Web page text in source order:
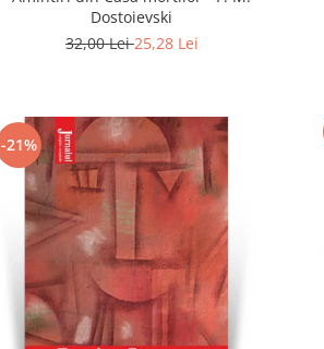
Dostoievski
32,00 Lei25,28 Lei
-21%